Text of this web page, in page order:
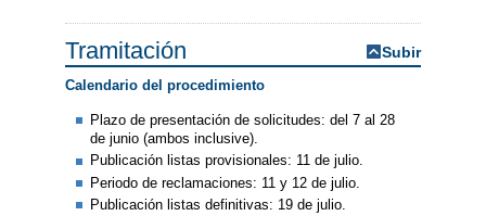
Tramitación Subir
Calendario del procedimiento
Plazo de presentación de solicitudes: del 7 al 28
de junio (ambos inclusive).
Publicación listas provisionales: 11 de julio.
Periodo de reclamaciones: 11 y 12 de julio.
Publicación listas definitivas: 19 de julio.